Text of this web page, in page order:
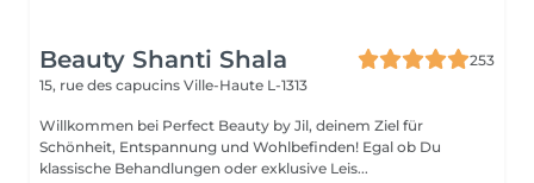
Beauty Shanti Shala
253
15, rue des capucins Ville-Haute L-1313
Willkommen bei Perfect Beauty by Jil, deinem Ziel für
Schönheit, Entspannung und Wohlbefinden! Egal ob Du
klassische Behandlungen oder exklusive Leis...